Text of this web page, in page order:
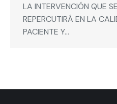
LA INTERVENCIÓN QUE
REPERCUTIRÁ EN LA
PACIENTE Y…